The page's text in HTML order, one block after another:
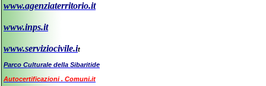
www.agenziaterritorio.it
www.inps.it
www.serviziocivile.it
Parco Culturale della Sibaritide
Autocertificazioni . Comuni.it